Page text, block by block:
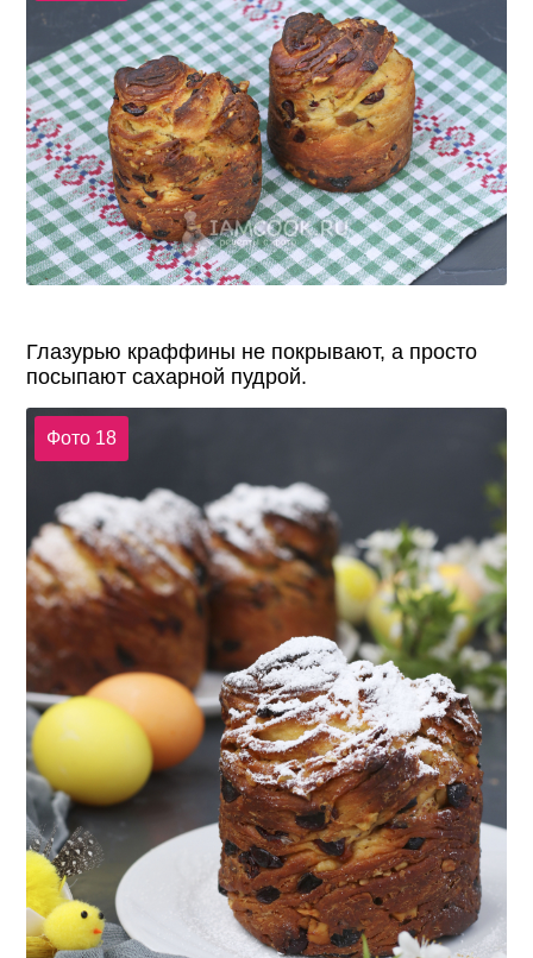
Глазурью краффины не покрывают, а просто
посыпают сахарной пудрой.
Фото 18